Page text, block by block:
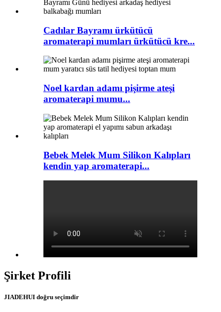
Cadılar Bayramı ürkütücü
aromaterapi mumları ürkütücü kre...
Noel kardan adamı pişirme ateşi
aromaterapi mumu...
Bebek Melek Mum Silikon Kalıpları
kendin yap aromaterapi...
Şirket Profili
JIADEHUI doğru seçimdir